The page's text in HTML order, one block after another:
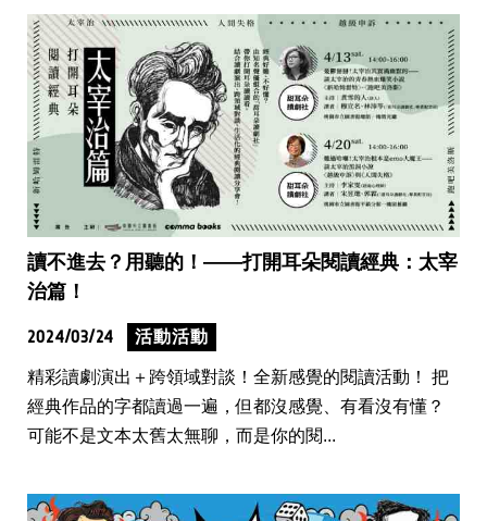
讀不進去？用聽的！——打開耳朵閱讀經典：太宰
治篇！
2024/03/24 活動活動
精彩讀劇演出＋跨領域對談！全新感覺的閱讀活動！ 把
經典作品的字都讀過一遍，但都沒感覺、有看沒有懂？
可能不是文本太舊太無聊，而是你的閱...